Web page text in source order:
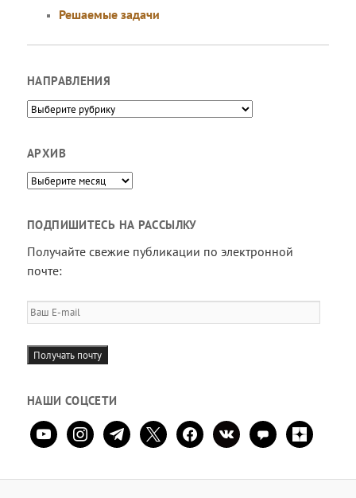
Решаемые задачи
НАПРАВЛЕНИЯ
Направления
АРХИВ
Архив
ПОДПИШИТЕСЬ НА РАССЫЛКУ
Получайте свежие публикации по электронной
почте:
Ваш
E-
mail
Получать почту
НАШИ СОЦСЕТИ
youtubeinstagramtelegram
x facebookvkontaktecomment
zen-
yandex